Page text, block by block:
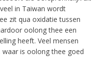
in Taiwan wordt
zit qua oxidatie tussen
oolong thee een
heeft. Veel mensen
is oolong thee goed